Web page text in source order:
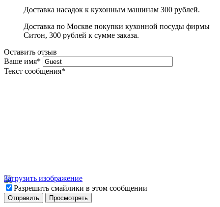
Доставка насадок к кухонным машинам 300 рублей.
Доставка по Москве покупки кухонной посуды фирмы
Ситон, 300 рублей к сумме заказа.
Оставить отзыв
Ваше имя*
Текст сообщения*
Загрузить изображение
Разрешить смайлики в этом сообщении